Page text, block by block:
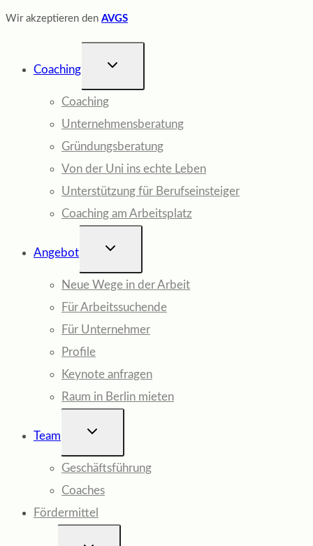
Wir akzeptieren den AVGS
Coaching
UNTERMENÜ
Coaching
Unternehmensberatung
Gründungsberatung
Von der Uni ins echte Leben
Unterstützung für Berufseinsteiger
Coaching am Arbeitsplatz
Angebot
UNTERMENÜ
Neue Wege in der Arbeit
Für Arbeitssuchende
Für Unternehmer
Profile
Keynote anfragen
Raum in Berlin mieten
Team
UNTERMENÜ
Geschäftsführung
Coaches
Fördermittel
UNTERMENÜ